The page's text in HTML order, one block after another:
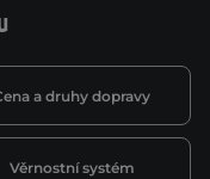
a druhy dopravy
Věrnostní systém